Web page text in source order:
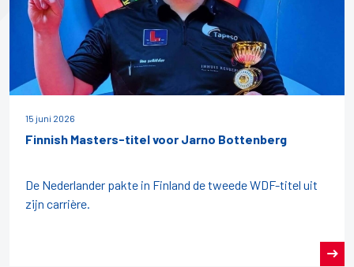
15 juni 2026
Finnish Masters-titel voor Jarno Bottenberg
De Nederlander pakte in Finland de tweede WDF-titel uit
zijn carrière.